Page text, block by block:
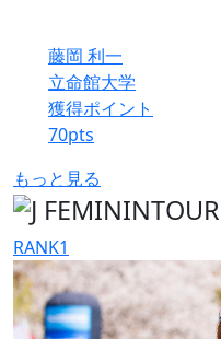
藤岡 利一
立命館大学
獲得ポイント
70pts
もっと見る
RANK1